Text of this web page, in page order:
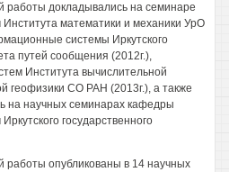
работы докладывались на семинаре
математики и механики УрО
системы Иркутского
путей сообщения (2012г.),
Института вычислительной
геофизики СО РАН (2013г.), а также
на научных семинарах кафедры
государственного
работы опубликованы в 14 научных